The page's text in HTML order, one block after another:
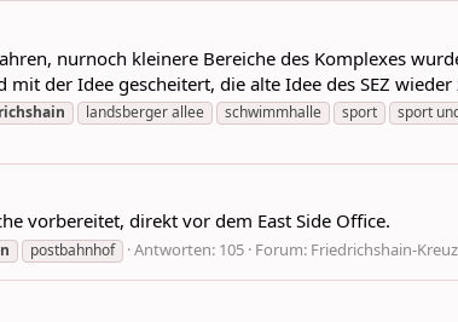
nurnoch kleinere Bereiche des Komplexes
der Idee gescheitert, die alte Idee des SEZ wieder
landsberger allee schwimmhalle sport sport
vorbereitet, direkt vor dem East Side Office.
postbahnhof Antworten: 105 Forum: Friedrichshain-